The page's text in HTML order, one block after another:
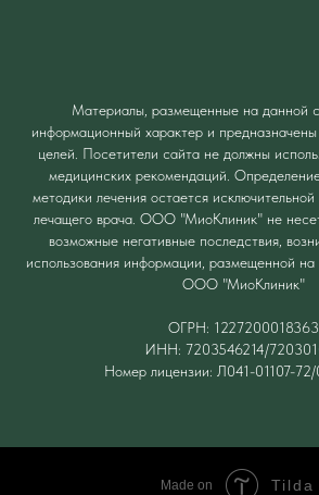
Материалы, размещенные на данной
информационный характер и предназначены
целей. Посетители сайта не должны
медицинских рекомендаций.
методики лечения остается
лечащего врача. ООО "МиоКлиник" не
возможные негативные последствия,
использования информации, размещенной
ООО "МиоКлиник"
ОГРН: 1227200018363
ИНН: 7203546214/
Номер лицензии: Л041-01107-
Made on Tilda